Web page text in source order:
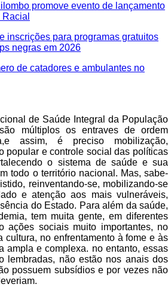
promove evento de lançamento
inscrições para programas gratuitos
negras em 2026
de catadores e ambulantes no
de Saúde Integral da População
múltiplos os entraves de ordem
assim, é preciso mobilização,
popular e controle social das políticas
o sistema de saúde e sua
todo o território nacional. Mas, sabe-
reinventando-se, mobilizando-se
e atenção aos mais vulneráveis,
do Estado. Para além da saúde,
tem muita gente, em diferentes
ações sociais muito importantes, no
cultura, no enfrentamento à fome e às
ampla e complexa. no entanto, essas
lembradas, não estão nos anais dos
possuem subsídios e por vezes não